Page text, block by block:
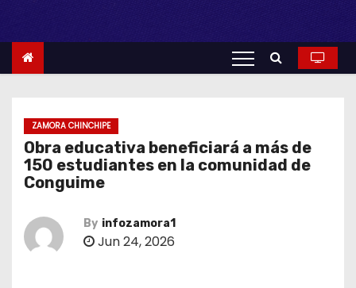
t
e
ZAMORA CHINCHIPE
Obra educativa beneficiará a más de
150 estudiantes en la comunidad de
Conguime
By infozamora1
Jun 24, 2026